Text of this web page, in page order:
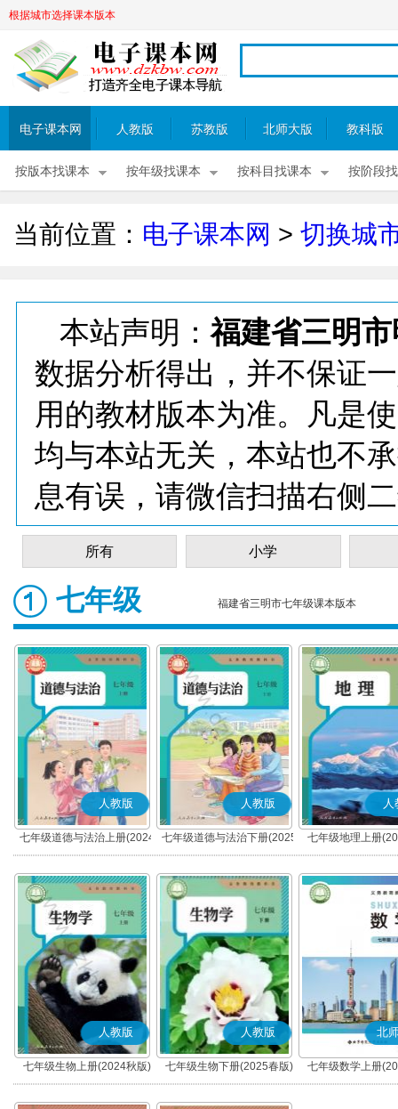
根据城市选择课本版本
电子课本网 人教版 苏教版 北师大版 教科版
按版本找课本 按年级找课本 按科目找课本 按阶段
当前位置： 电子课本网 > 切换城
本站声明：福建省三明
数据分析得出，并不保证
用的教材版本为准。凡是
均与本站无关，本站也不
息有误，请微信扫描右侧
所有 小学
七年级 福建省三明市七年级课本版本
人教版
七年级道德与法治上册(2024
秋版)(部编版)
人教版
七年级道德与法治下册(2025
春版)(部编版)
人
七年级地理上册
人教版
七年级生物上册(2024秋版)
人教版
七年级生物下册(2025春版)
北
七年级数学上册